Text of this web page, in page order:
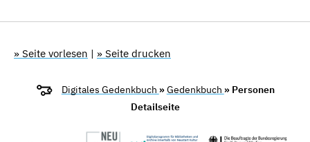
» Seite vorlesen | » Seite drucken
Digitales Gedenkbuch »Gedenkbuch » Personen
Detailseite